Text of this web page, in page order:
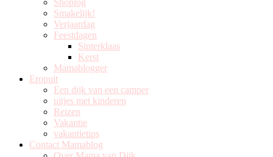
Shoplog
Smakelijk!
Verjaardag
Feestdagen
Sinterklaas
Kerst
Mamablogger
Eropuit
Een dijk van een camper
uitjes met kinderen
Reizen
Vakantie
vakantietips
Contact Mamablog